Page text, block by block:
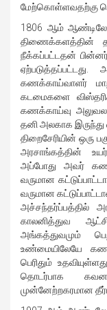
மேற்கொள்ளவதற்கு
1806 ஆம்
திணைக்களத்தின்
நீக்கப்பட்டதன் பின்னர்
கணக்காய்வாளர்
கடமைகளை
கணக்காய்வு
தனி அலகாக
திறைசேரியின் ஒரு
அரசாங்கத்தின் உயர்
அப்போது அவர்
வருமான
வருமான
அச்சந்தர்ப்பத்தில்
காலனித்துவ
அங்கத்துவமும்
உண்மையிலேயே
பெரிதும்
தொடர்பாக
முன்னேற்றகரமான